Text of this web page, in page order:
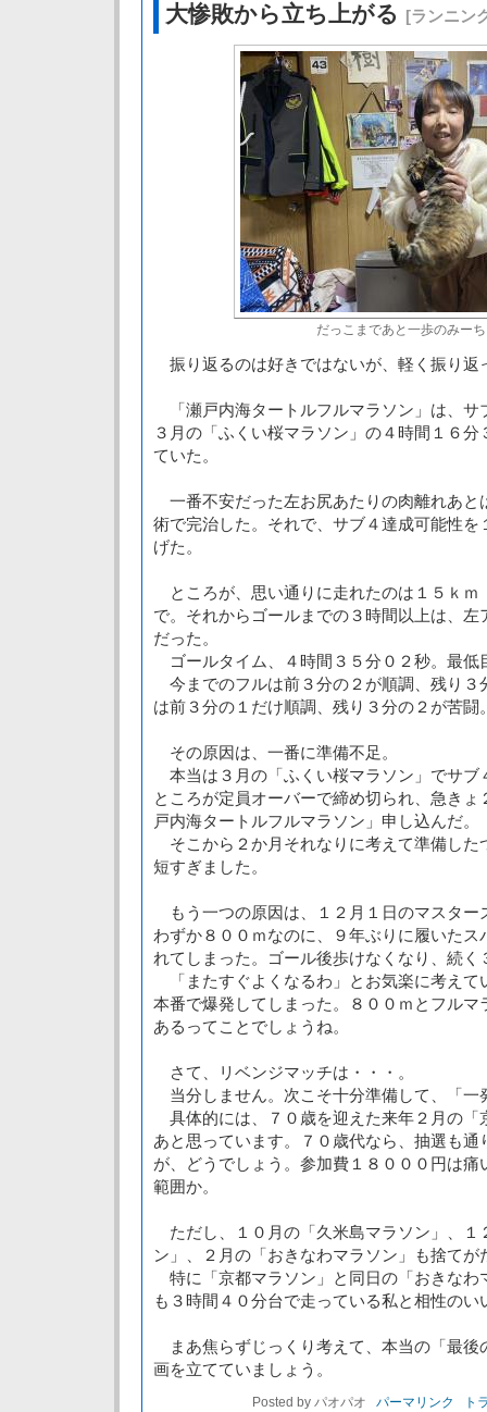
大惨敗から立ち上がる [ランニン
だっこまであと一歩のみー
振り返るのは好きではないが、軽く振り返
「瀬戸内海タートルフルマラソン」は、サ
３月の「ふくい桜マラソン」の４時間１６
ていた。
一番不安だった左お尻あたりの肉離れあと
術で完治した。それで、サブ４達成可能性を
げた。
ところが、思い通りに走れたのは１５ｋｍ
で。それからゴールまでの３時間以上は、
だった。
ゴールタイム、４時間３５分０２秒。最低
今までのフルは前３分の２が順調、残り３
は前３分の１だけ順調、残り３分の２が苦闘
その原因は、一番に準備不足。
本当は３月の「ふくい桜マラソン」でサブ
ところが定員オーバーで締め切られ、急き
戸内海タートルフルマラソン」申し込んだ。
そこから２か月それなりに考えて準備した
短すぎました。
もう一つの原因は、１２月１日のマスター
わずか８００ｍなのに、９年ぶりに履いた
れてしまった。ゴール後歩けなくなり、続く
「またすぐよくなるわ」とお気楽に考えて
本番で爆発してしまった。８００ｍとフルマ
あるってことでしょうね。
さて、リベンジマッチは・・・。
当分しません。次こそ十分準備して、「一
具体的には、７０歳を迎えた来年２月の「
あと思っています。７０歳代なら、抽選も
が、どうでしょう。参加費１８０００円は
範囲か。
ただし、１０月の「久米島マラソン」、１
ン」、２月の「おきなわマラソン」も捨てが
特に「京都マラソン」と同日の「おきなわ
も３時間４０分台で走っている私と相性のい
まあ焦らずじっくり考えて、本当の「最後
画を立てていましょう。
Posted by パオパオ パーマリンク ト